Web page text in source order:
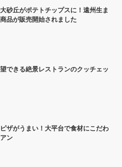
砂丘がポテトチップスに！遠州生ま
品が販売開始されました
できる絶景レストランのクッチェッ
ザがうまい！大平台で食材にこだわ
ン